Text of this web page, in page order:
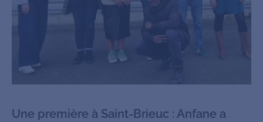
Une première à Saint-Brieuc : Anfane a